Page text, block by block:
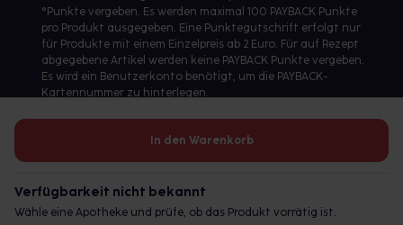
In den Warenkorb
Verfügbarkeit nicht bekannt
Wähle eine Apotheke und prüfe, ob das Produkt vorrätig ist.
°Punkte vergeben. Es werden maximal 100 PAYBACK Punkte
pro Produkt ausgegeben. Eine Punktegutschrift erfolgt nur
für Produkte mit einem Einzelpreis ab 2 Euro. Für auf Rezept
abgegebene Artikel werden keine PAYBACK Punkte vergeben.
Es wird ein Benutzerkonto benötigt, um die PAYBACK-
Kartennummer zu hinterlegen.
Betreiber des Portals und verantwortlich: gesund.de GmbH &
© 2026 gesund.de GmbH & Co. KG